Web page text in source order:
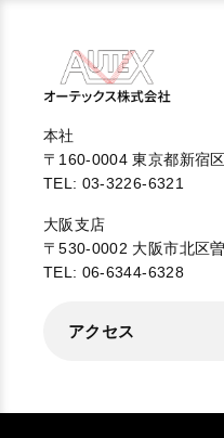
本社
〒160-0004 東京都新宿
TEL: 03-3226-6321
大阪支店
〒530-0002 大阪市北区
TEL: 06-6344-6328
アクセス